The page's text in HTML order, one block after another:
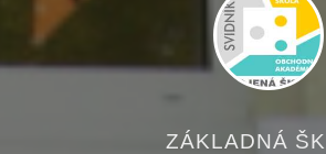
ZÁKLADNÁ ŠKOLA